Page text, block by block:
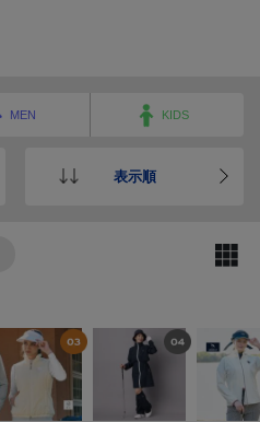
MEN KIDS
表示順